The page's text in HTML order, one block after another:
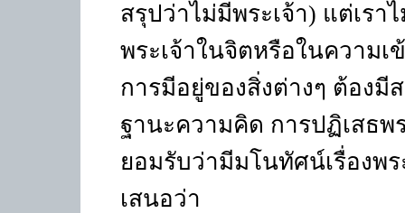
สรุปว่าไม่มีพระเจ้า) แต่เร
พระเจ้าในจิตหรือในความเ
การมีอยู่ของสิ่งต่างๆ ต้อง
ฐานะความคิด การปฏิเสธพ
ยอมรับว่ามีมโนทัศน์เรื่องพ
เสนอว่า